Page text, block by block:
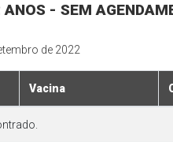
- SEM
de 2022
Vacina